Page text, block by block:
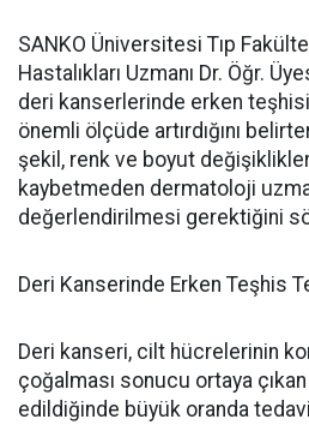
SANKO Üniversitesi Tıp
Hastalıkları Uzmanı Dr. Öğr.
deri kanserlerinde erken
önemli ölçüde artırdığını
şekil, renk ve boyut
kaybetmeden dermatoloji
değerlendirilmesi gerektiğini
Deri Kanserinde Erken Teşhis
Deri kanseri, cilt hücrelerinin
çoğalması sonucu ortaya
edildiğinde büyük oranda